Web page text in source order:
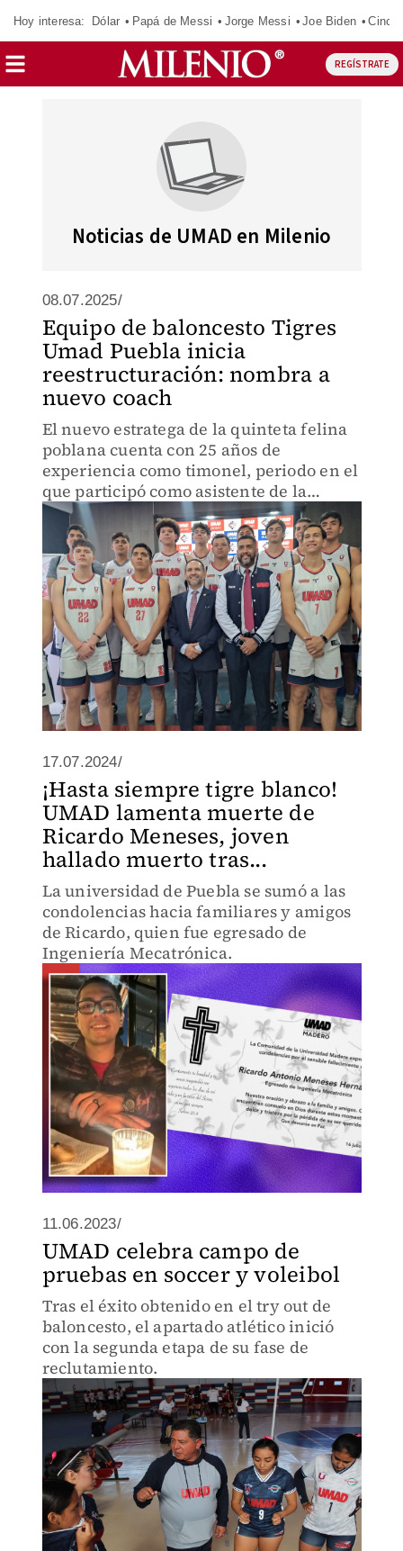
Hoy interesa: Dólar Papá de Messi Jorge Messi Joe Biden
REGÍSTRATE
Noticias de UMAD en Milenio
08.07.2025/
Equipo de baloncesto Tigres
Umad Puebla inicia
reestructuración: nombra a
nuevo coach
El nuevo estratega de la quinteta felina
poblana cuenta con 25 años de
experiencia como timonel, periodo en el
que participó como asistente de la
Selección Mexicana de Baloncesto.
17.07.2024/
¡Hasta siempre tigre blanco!
UMAD lamenta muerte de
Ricardo Meneses, joven
hallado muerto tras...
La universidad de Puebla se sumó a las
condolencias hacia familiares y amigos
de Ricardo, quien fue egresado de
Ingeniería Mecatrónica.
11.06.2023/
UMAD celebra campo de
pruebas en soccer y voleibol
Tras el éxito obtenido en el try out de
baloncesto, el apartado atlético inició
con la segunda etapa de su fase de
reclutamiento.